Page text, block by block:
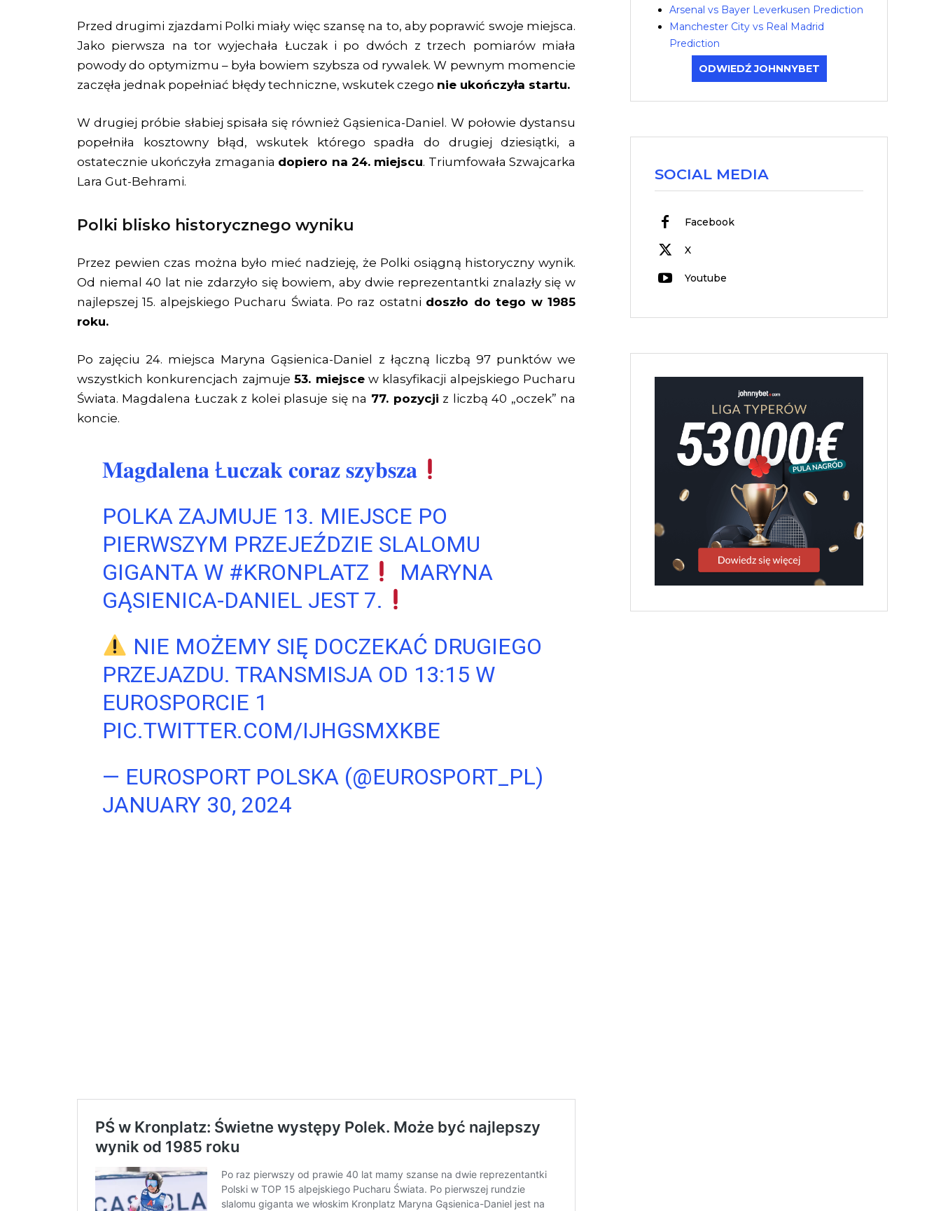
Przed drugimi zjazdami Polki miały więc szansę na to, aby poprawić swoje miejsca.
Jako pierwsza na tor wyjechała Łuczak i po dwóch z trzech pomiarów miała
powody do optymizmu – była bowiem szybsza od rywalek. W pewnym momencie
zaczęła jednak popełniać błędy techniczne, wskutek czego nie ukończyła startu.
W drugiej próbie słabiej spisała się również Gąsienica-Daniel. W połowie dystansu
popełniła kosztowny błąd, wskutek którego spadła do drugiej dziesiątki, a
ostatecznie ukończyła zmagania dopiero na 24. miejscu. Triumfowała Szwajcarka
Lara Gut-Behrami.
Polki blisko historycznego wyniku
Przez pewien czas można było mieć nadzieję, że Polki osiągną historyczny wynik.
Od niemal 40 lat nie zdarzyło się bowiem, aby dwie reprezentantki znalazły się w
najlepszej 15. alpejskiego Pucharu Świata. Po raz ostatni doszło do tego w 1985
roku.
Po zajęciu 24. miejsca Maryna Gąsienica-Daniel z łączną liczbą 97 punktów we
wszystkich konkurencjach zajmuje53. miejscew klasyfikacji alpejskiego Pucharu
Świata. Magdalena Łuczak z kolei plasuje się na 77. pozycji z liczbą 40 „oczek” na
koncie.
𝐌𝐚𝐠𝐝𝐚𝐥𝐞𝐧𝐚 Ł𝐮𝐜𝐳𝐚𝐤 𝐜𝐨𝐫𝐚𝐳 𝐬𝐳𝐲𝐛𝐬𝐳𝐚
POLKA ZAJMUJE 13. MIEJSCE PO
PIERWSZYM PRZEJEŹDZIE SLALOMU
GIGANTA W #KRONPLATZ
MARYNA
GĄSIENICA-DANIEL JEST 7.
NIE MOŻEMY SIĘ DOCZEKAĆ DRUGIEGO
PRZEJAZDU. TRANSMISJA OD 13:15 W
EUROSPORCIE 1
PIC.TWITTER.COM/IJHGSMXKBE
— EUROSPORT POLSKA (@EUROSPORT_PL)
JANUARY 30, 2024
Arsenal vs Bayer Leverkusen Prediction
Manchester City vs Real Madrid
Prediction
ODWIEDŹ JOHNNYBET
SOCIAL MEDIA
Facebook
X
Youtube